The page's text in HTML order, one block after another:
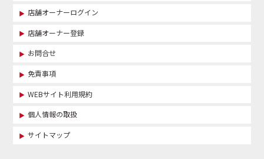
店舗オーナーログイン
店舗オーナー登録
お問合せ
免責事項
WEBサイト利用規約
個人情報の取扱
サイトマップ